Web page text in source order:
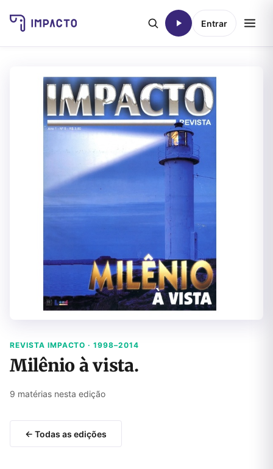
Entrar
REVISTA IMPACTO · 1998–2014
Milênio à vista.
9 matérias nesta edição
← Todas as edições